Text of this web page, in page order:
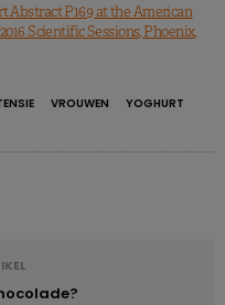
Abstract P169 at the American
Scientific Sessions, Phoenix,
VROUWEN YOGHURT